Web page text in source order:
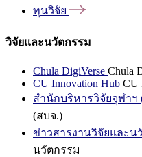
ทุนวิจัย
วิจัยและนวัตกรรม
Chula DigiVerse Chula
CU Innovation Hub CU
สำนักบริหารวิจัยจุฬาฯ
(สบจ.)
ข่าวสารงานวิจัยและน
นวัตกรรม